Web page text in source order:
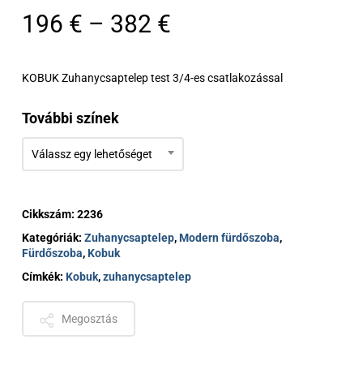
196 € – 382 €Ártartomány:
-
KOBUK Zuhanycsaptelep test 3/4-es csatlakozással
További színek
Válassz egy lehetőséget
Cikkszám: 2236
Kategóriák: Zuhanycsaptelep,Modern fürdőszoba,
Fürdőszoba,Kobuk
Címkék: Kobuk,zuhanycsaptelep
Megosztás